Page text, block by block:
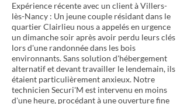
Expérience récente avec un client à Villers-
lès-Nancy : Un jeune couple résidant dans le
quartier Clairlieu nous a appelés en urgence
un dimanche soir après avoir perdu leurs clés
lors d'une randonnée dans les bois
environnants. Sans solution d'hébergement
alternatif et devant travailler le lendemain, ils
étaient particulièrement anxieux. Notre
technicien Securi'M est intervenu en moins
d'une heure, procédant à une ouverture fine